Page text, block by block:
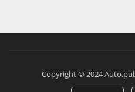
Copyright © 2024